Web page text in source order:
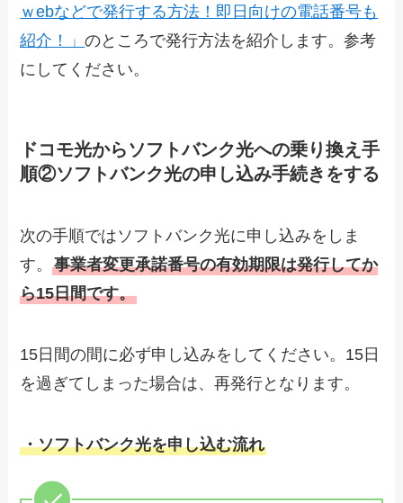
ｗebなどで発行する方法！即日向けの電話番号も
紹介！」のところで発行方法を紹介します。参考
にしてください。
ドコモ光からソフトバンク光への乗り換え手
順②ソフトバンク光の申し込み手続きをする
次の手順ではソフトバンク光に申し込みをしま
す。事業者変更承諾番号の有効期限は発行してか
ら15日間です。
15日間の間に必ず申し込みをしてください。15日
を過ぎてしまった場合は、再発行となります。
・ソフトバンク光を申し込む流れ